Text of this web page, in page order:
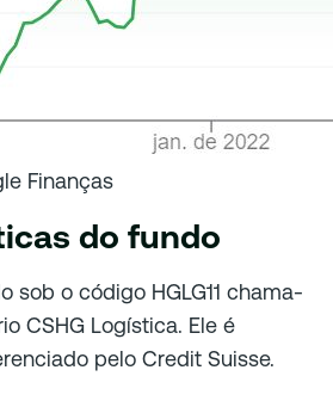
Finanças
do fundo
sob o código HGLG11 chama-
CSHG Logística. Ele é
pelo Credit Suisse.